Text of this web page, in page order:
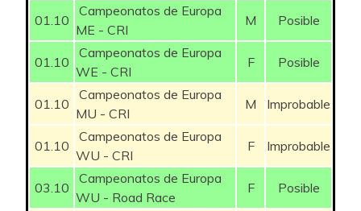
01.10
Campeonatos de Europa
ME - CRI
M Posible
01.10
Campeonatos de Europa
WE - CRI
F Posible
01.10
Campeonatos de Europa
MU - CRI
M Improbable
01.10
Campeonatos de Europa
WU - CRI
F Improbable
03.10
Campeonatos de Europa
WU - Road Race
F Posible